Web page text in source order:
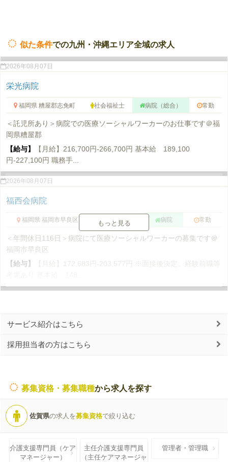
似た条件での九州・沖縄エリア全域の求人
2026年08月07日
栄光病院
福岡県 糟屋郡志免町 社会福祉士 病院（総合） 常勤
＜託児所あり＞病院での医療ソーシャルワーカーのお仕事です＠福
岡県糟屋郡
【給与】
【月給】216,700円-266,700円 基本給 189,100
円-227,100円 職務手...
2026年08月07日
福西会病院
福岡県 福岡市早良区 社会福祉士 病院 常勤
＜年間休日116日＞病院にて医療ソーシャルワーカーの募集です＠
福岡市早良区
【給与】
【月給】172,683円-203,577円 ※面接後決定、経験前職等
もっと見る
サービス紹介はこちら
採用担当者の方はこちら
募集資格・募集職種から求人を探す
佐賀県の求人を募集資格で絞り込む
介護支援専門員（ケア
マネージャー）
主任介護支援専門員
（主任ケアマネージャ
管理者・管理職